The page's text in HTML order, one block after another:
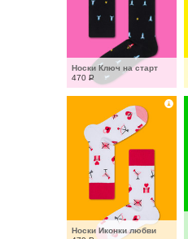
Носки Ключ на старт
470 Р
Носки Иконки любви